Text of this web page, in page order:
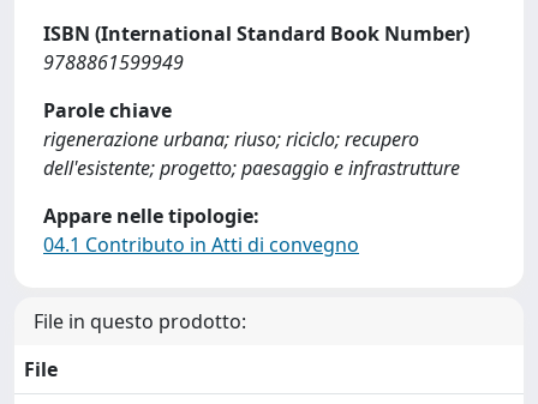
ISBN (International Standard Book Number)
9788861599949
Parole chiave
rigenerazione urbana; riuso; riciclo; recupero
dell'esistente; progetto; paesaggio e infrastrutture
Appare nelle tipologie:
04.1 Contributo in Atti di convegno
File in questo prodotto:
File